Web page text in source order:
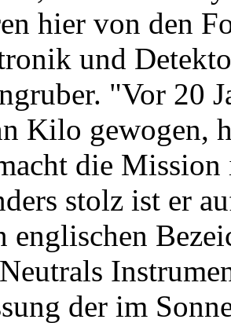
hier von den
und
"Vor 20
Kilo gewogen,
die
stolz ist er
englischen
der im